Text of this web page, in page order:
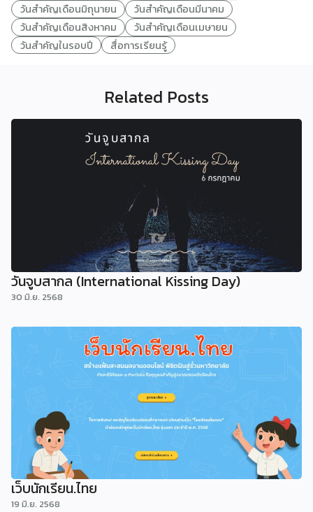
วันสำคัญเดือนมิถุนายน
วันสำคัญเดือนมีนาคม
วันสำคัญเดือนสิงหาคม
วันสำคัญเดือนเมษายน
วันสำคัญในรอบปี
สื่อการเรียนรู้
Related Posts
วันจูบสากล (International Kissing Day)
30 มิ.ย. 2568
เว็บนักเรียน.ไทย
19 มิ.ย. 2568